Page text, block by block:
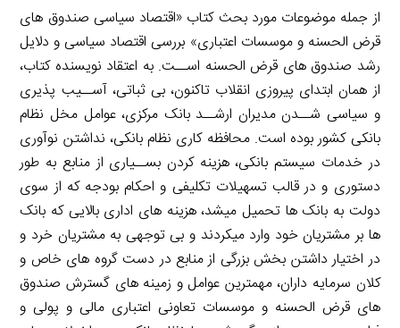
از جمله موضوعات مورد بحث کتاب «اقتصاد سیاسی صندوق های
قرض الحسنه و موسسات اعتباری» بررسی اقتصاد سیاسی و دلایل
رشد صندوق های قرض الحسنه اســت. به اعتقاد نویسنده کتاب،
از همان ابتدای پیروزی انقلاب تاکنون، بی ثباتی، آســیب پذیری
و سیاسی شــدن مدیران ارشــد بانک مرکزی، عوامل مخل نظام
بانکی کشور بوده است. محافظه کاری نظام بانکی، نداشتن نوآوری
در خدمات سیستم بانکی، هزینه کردن بســیاری از منابع به طور
دستوری و در قالب تسهیلات تکلیفی و احکام بودجه که از سوی
دولت به بانک ها تحمیل میشد، هزینه های اداری بالایی که بانک
ها بر مشتریان خود وارد میکردند و بی توجهی به مشتریان خرد و
در اختیار داشتن بخش بزرگی از منابع در دست گروه های خاص و
کلان سرمایه داران، مهمترین عوامل و زمینه های گسترش صندوق
های قرض الحسنه و موسسات تعاونی اعتباری مالی و پولی و